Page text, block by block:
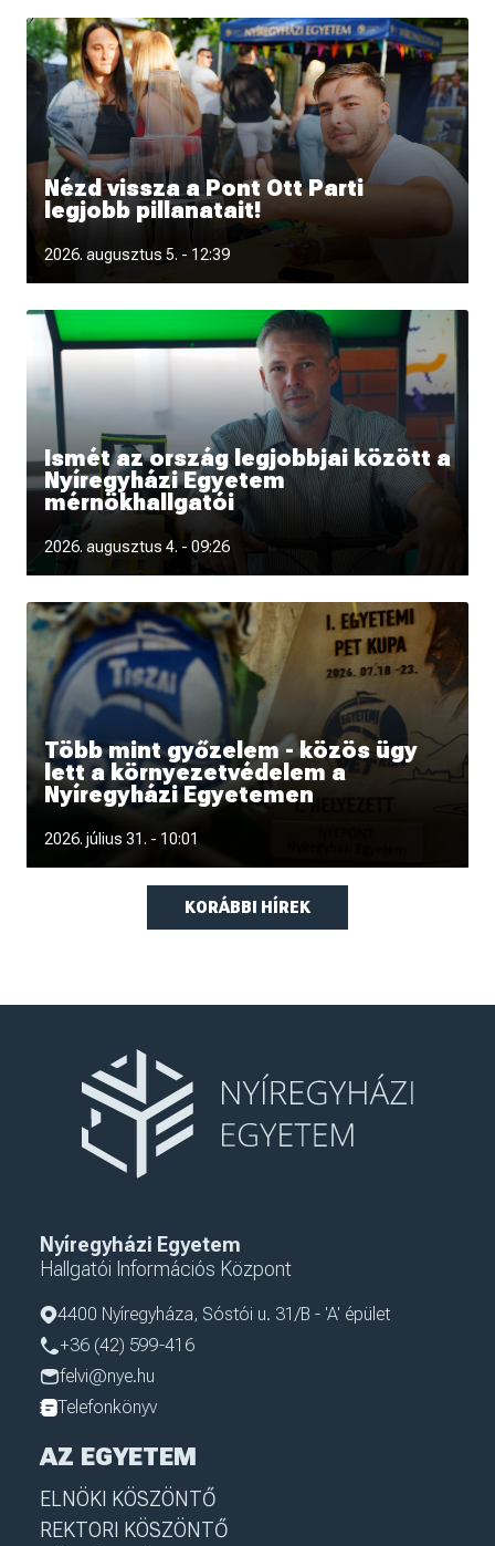
Nézd vissza a Pont Ott Parti
legjobb pillanatait!
Fotókon és videón is újra átélheted a Pont Ott Parti
2026. augusztus 5. - 12:39
Ismét az ország legjobbjai között a
Nyíregyházi Egyetem
mérnökhallgatói
„Úgy tűnik, kibéreltük a dobogó második fokát” - interjú
2026. augusztus 4. - 09:26
Több mint győzelem - közös ügy
lett a környezetvédelem a
Nyíregyházi Egyetemen
Hónapokon át tartó felkészülés, közös tervezés, fizikai
2026. július 31. - 10:01
KORÁBBI HÍREK
Nyíregyházi Egyetem
Hallgatói Információs Központ
4400 Nyíregyháza, Sóstói u. 31/B - 'A' épület
+36 (42) 599-416
felvi@nye.hu
Telefonkönyv
AZ EGYETEM
ELNÖKI KÖSZÖNTŐ
REKTORI KÖSZÖNTŐ